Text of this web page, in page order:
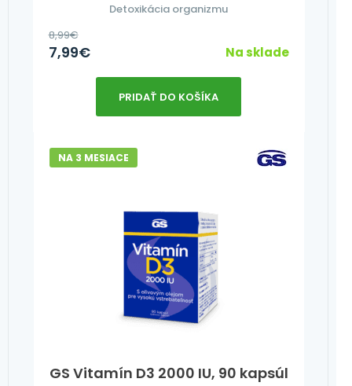
Detoxikácia organizmu
8,99€
7,99€ Na sklade
PRIDAŤ DO KOŠÍKA
GS Vitamín D3 2000 IU, 90 kapsúl
NA 3 MESIACE